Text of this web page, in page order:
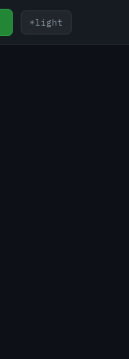
☀light